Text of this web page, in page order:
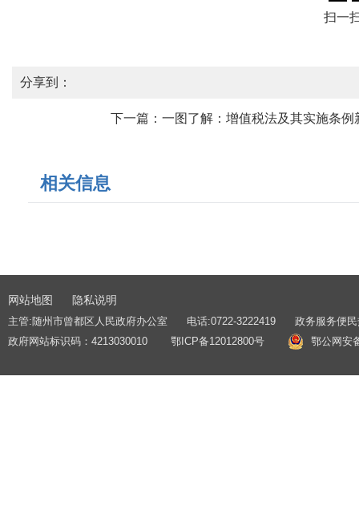
扫一
分享到：
下一篇： 一图了解：增值税法及其实施条例
相关信息
网站地图 隐私说明
主管:随州市曾都区人民政府办公室 电话:0722-3222419
政务服务便
政府网站标识码：4213030010
鄂ICP备12012800号 鄂公网安